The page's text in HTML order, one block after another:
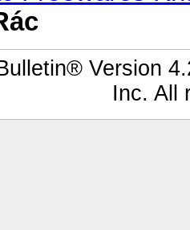
Version
Inc. All